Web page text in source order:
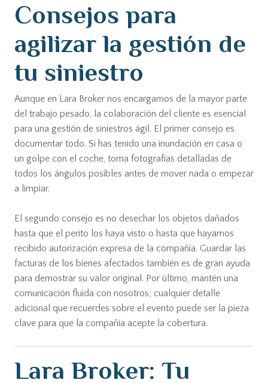
Consejos para
agilizar la gestión de
tu siniestro
Aunque en Lara Broker nos encargamos de la mayor parte
del trabajo pesado, la colaboración del cliente es esencial
para una gestión de siniestros ágil. El primer consejo es
documentar todo. Si has tenido una inundación en casa o
un golpe con el coche, toma fotografías detalladas de
todos los ángulos posibles antes de mover nada o empezar
a limpiar.
El segundo consejo es no desechar los objetos dañados
hasta que el perito los haya visto o hasta que hayamos
recibido autorización expresa de la compañía. Guardar las
facturas de los bienes afectados también es de gran ayuda
para demostrar su valor original. Por último, mantén una
comunicación fluida con nosotros; cualquier detalle
adicional que recuerdes sobre el evento puede ser la pieza
clave para que la compañía acepte la cobertura.
Lara Broker: Tu